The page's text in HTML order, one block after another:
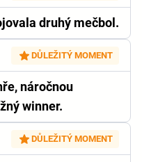
druhý mečbol.
DŮLEŽITÝ MOMENT
náročnou
winner.
DŮLEŽITÝ MOMENT